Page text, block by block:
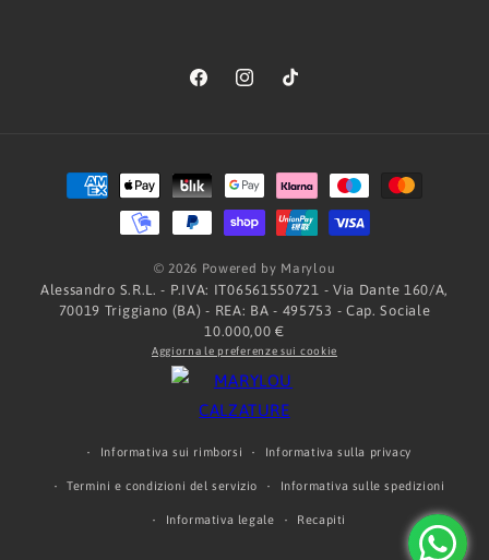
FacebookInstagramTikTok
Metodi
di
pagamento
© 2026 Powered by Marylou
Alessandro S.R.L. - P.IVA: IT06561550721 - Via Dante 160/A,
70019 Triggiano (BA) - REA: BA - 495753 - Cap. Sociale
10.000,00 €
Aggiorna le preferenze sui cookie
Informativa sui rimborsi Informativa sulla privacy
Termini e condizioni del servizio Informativa sulle spedizioni
Informativa legale Recapiti